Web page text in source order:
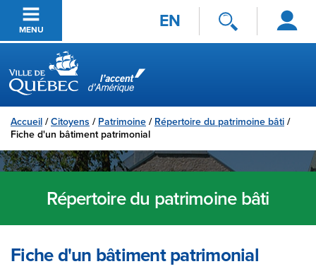
Passer au contenu principal
MENU EN
Se
connecter
Ville de Québec
Accueil /Citoyens / Patrimoine / Répertoire du patrimoine bâti /
Fiche d'un bâtiment patrimonial
Répertoire du patrimoine bâti
Fiche d'un bâtiment patrimonial